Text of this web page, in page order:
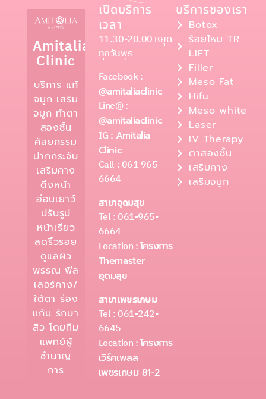
Amitalia
Clinic
บริการ แก้
จมูก เสริม
จมูก ทำตา
สองชั้น
ศัลยกรรม
ปากกระจับ
เสริมคาง
ดึงหน้า
อ่อนเยาว์
ปรับรูป
หน้าเรียว
ลดริ้วรอย
ดูแลผิว
พรรณ ฟิล
เลอร์คาง/
ใต้ตา ร่อง
แก้ม รักษา
สิว โดยทีม
แพทย์ผู้
ชำนาญ
การ
เปิดบริการ
เวลา
11.30-20.00 หยุด
ทุกวันพุธ
Facebook :
@amitaliaclinic
Line@ :
@amitaliaclinic
IG : Amitalia
Clinic
Call : 061 965
6664
สาขาอุดมสุข
Tel : 061-965-
6664
Location :โครงการ
Themaster
อุดมสุข
สาขาเพชรเกษม
Tel : 061-242-
6645
Location :โครงการ
เวิร์คเพลส
เพชรเกษม 81-2
บริการของเรา
Botox
ร้อยไหม TR
LIFT
Filler
Meso Fat
Hifu
Meso white
Laser
IV Therapy
ตาสองชั้น
เสริมคาง
เสริมจมูก